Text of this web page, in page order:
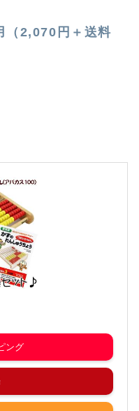
2,070円＋送料
ング